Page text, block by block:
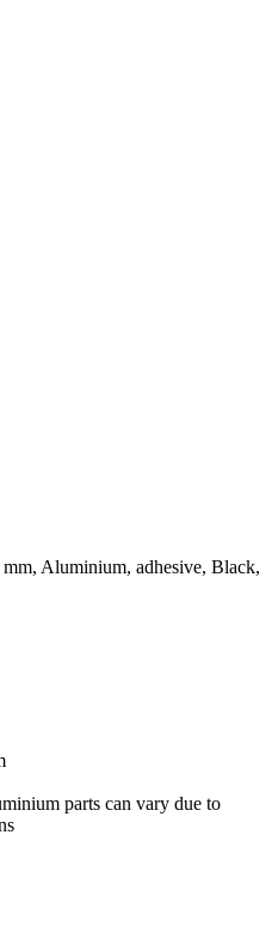
Aluminium, adhesive, Black,
parts can vary due to